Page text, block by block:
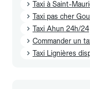
Taxi à Saint-
Taxi pas cher
Taxi Ahun 24h/24
Commander un
Taxi Lignières